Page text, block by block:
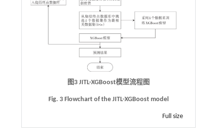
图3 JITL-XGBoost模型流程图
Fig. 3 Flowchart of the JITL-XGBoost model
Full size